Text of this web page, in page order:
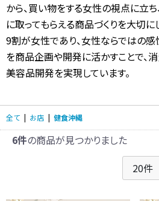
から、買い物をする女性の視点に立ち
に取ってもらえる商品づくりを大切に
9割が女性であり、女性ならではの
を商品企画や開発に活かすことで、
美容品開発を実現しています。
全て | お店 | 健食沖縄
6件の商品が見つかりました